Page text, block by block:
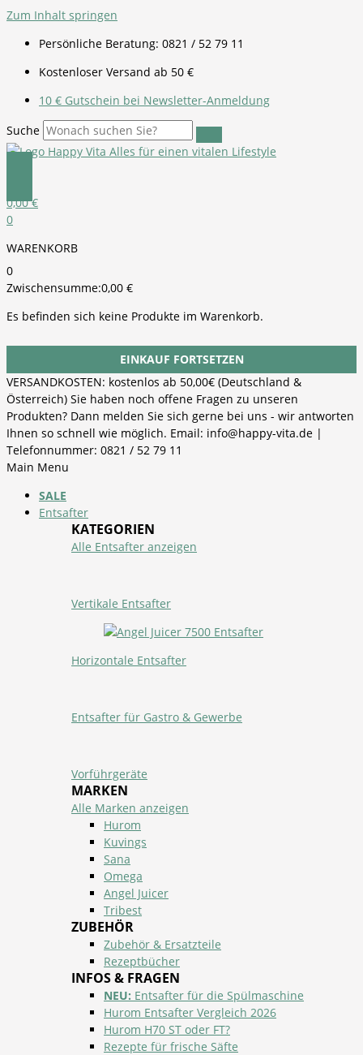
Zum Inhalt springen
Persönliche Beratung: 0821 / 52 79 11
Kostenloser Versand ab 50 €
10 € Gutschein bei Newsletter-Anmeldung
Suche
0,00€
0
WARENKORB
0
Zwischensumme:0,00 €
Es befinden sich keine Produkte im Warenkorb.
EINKAUF FORTSETZEN
VERSANDKOSTEN: kostenlos ab 50,00€ (Deutschland &
Österreich) Sie haben noch offene Fragen zu unseren
Produkten? Dann melden Sie sich gerne bei uns - wir antworten
Ihnen so schnell wie möglich. Email: info@happy-vita.de |
Telefonnummer: 0821 / 52 79 11
Main Menu
SALE
Entsafter
KATEGORIEN
Alle Entsafter anzeigen
Vertikale Entsafter
Horizontale Entsafter
Entsafter für Gastro & Gewerbe
Vorführgeräte
MARKEN
Alle Marken anzeigen
Hurom
Kuvings
Sana
Omega
Angel Juicer
Tribest
ZUBEHÖR
Zubehör & Ersatzteile
Rezeptbücher
INFOS & FRAGEN
NEU: Entsafter für die Spülmaschine
Hurom Entsafter Vergleich 2026
Hurom H70 ST oder FT?
Rezepte für frische Säfte